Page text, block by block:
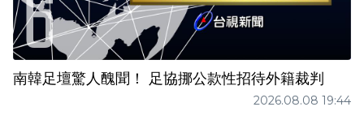
南韓足壇驚人醜聞！ 足協挪公款性招待外籍裁判
2026.08.08 19:44